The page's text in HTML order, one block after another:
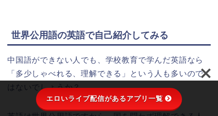
世界公用語の英語で自己紹介してみる
中国語ができない人でも、学校教育で学んだ英語なら
「多少しゃべれる、理解できる」という人も多いので
はないでしょうか？
エロいライブ配信があるアプリ一覧